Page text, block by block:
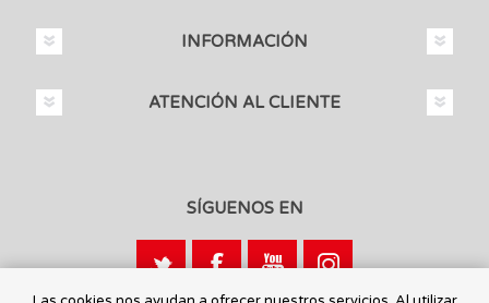
INFORMACIÓN
ATENCIÓN AL CLIENTE
SÍGUENOS EN